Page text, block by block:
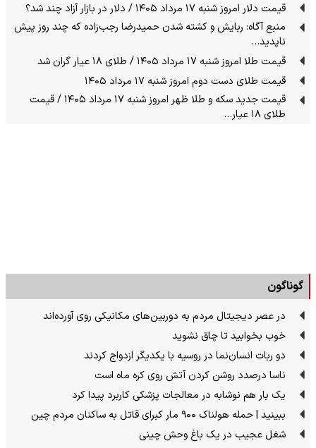
قیمت دلار امروز شنبه ۱۷ مرداد ۱۴۰۵ / دلار در بازار آزاد چند شد؟
منبع آگاه: ربایش و کشته شدن حمیدرضا رجب‌زاده که چند روز پیش
ناپدید…
قیمت طلا امروز شنبه ۱۷ مرداد ۱۴۰۵ / طلای ۱۸ عیار گران شد
قیمت طلای دست دوم امروز شنبه ۱۷ مرداد ۱۴۰۵
قیمت جدید سکه و طلا ظهر امروز شنبه ۱۷ مرداد ۱۴۰۵ / قیمت
طلای ۱۸ عیار…
گوناگون
در عصر دیجیتال مردم به دوربین‌های مکانیکی روی آورده‌اند
خوب بخوابید تا چاق نشوید
دو ربات انسان‌نما در روسیه با یکدیگر ازدواج کردند
ناسا درصدد روشن کردن آتش روی کره ماه است
یک بار هم نوشابه در معالجات پزشکی کاربرد پیدا کرد
ببینید | حمله هولناک ۹۰۰ مار کبرای قاتل به ساکنان مردم چین
شغل عجیب در یک باغ وحش چینی